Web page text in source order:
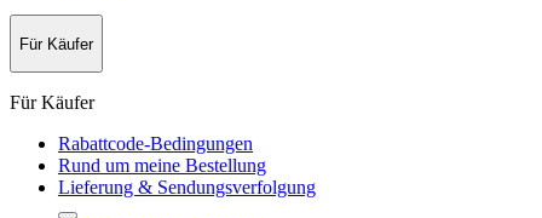
Für Käufer
Für Käufer
Rabattcode-Bedingungen
Rund um meine Bestellung
Lieferung & Sendungsverfolgung